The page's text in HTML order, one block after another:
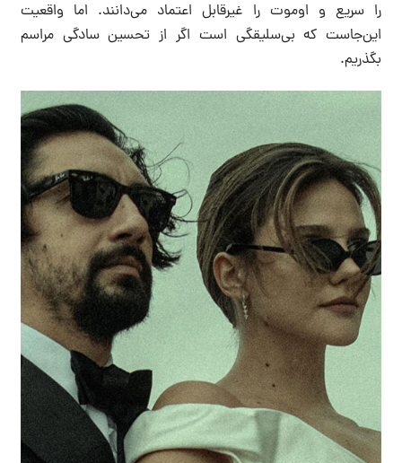
را سریع و اوموت را غیرقابل اعتماد می‌دانند. اما واقعیت
این‌جاست که بی‌سلیقگی است اگر از تحسین سادگی مراسم
بگذریم.